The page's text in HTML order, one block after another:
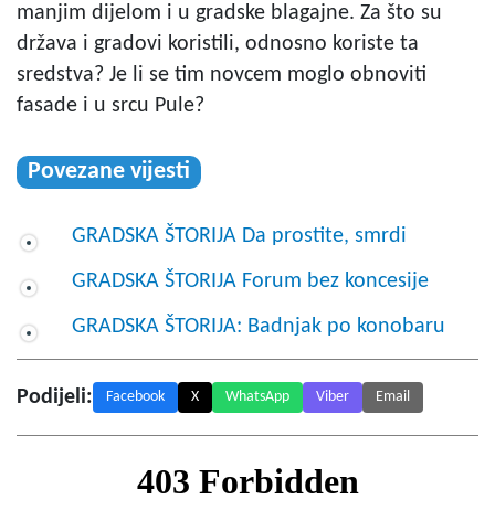
manjim dijelom i u gradske blagajne. Za što su
država i gradovi koristili, odnosno koriste ta
sredstva? Je li se tim novcem moglo obnoviti
fasade i u srcu Pule?
Povezane vijesti
GRADSKA ŠTORIJA Da prostite, smrdi
GRADSKA ŠTORIJA Forum bez koncesije
GRADSKA ŠTORIJA: Badnjak po konobaru
Podijeli: Facebook X WhatsApp Viber Email